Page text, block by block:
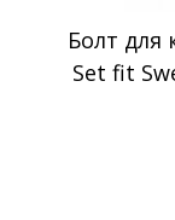
Болт для
Set fit